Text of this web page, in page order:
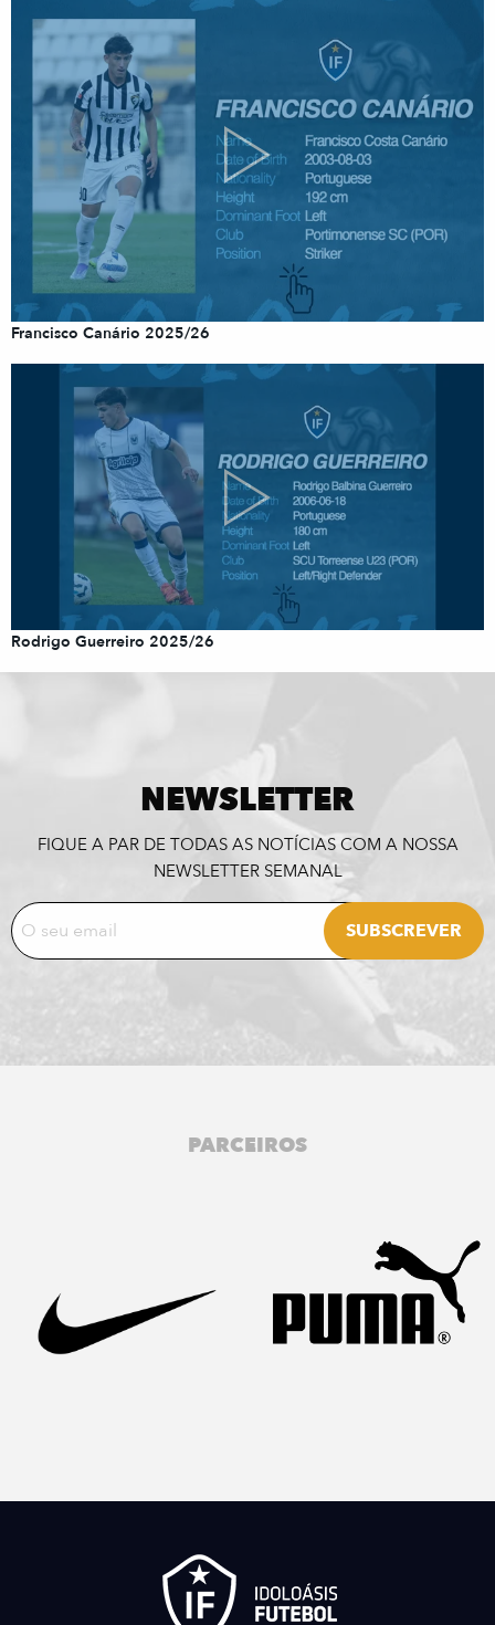
Francisco Canário 2025/26
Rodrigo Guerreiro 2025/26
NEWSLETTER
FIQUE A PAR DE TODAS AS NOTÍCIAS COM A NOSSA
NEWSLETTER SEMANAL
PARCEIROS